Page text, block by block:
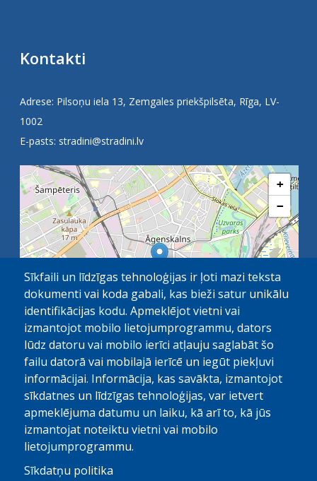
Kontakti
Adrese: Pilsoņu iela 13, Zemgales priekšpilsēta, Rīga, LV-
1002
E-pasts: stradini@stradini.lv
+
−
1 km OpenStreetMap contributors
Sīkfaili un līdzīgas tehnoloģijas ir ļoti mazi teksta
dokumenti vai koda gabali, kas bieži satur unikālu
identifikācijas kodu. Apmeklējot vietni vai
izmantojot mobilo lietojumprogrammu, dators
lūdz datoru vai mobilo ierīci atļauju saglabāt šo
failu datorā vai mobilajā ierīcē un iegūt piekļuvi
informācijai. Informācija, kas savākta, izmantojot
sīkdatnes un līdzīgas tehnoloģijas, var ietvert
apmeklējuma datumu un laiku, kā arī to, kā jūs
izmantojat noteiktu vietni vai mobilo
lietojumprogrammu.
Sīkdatņu politika